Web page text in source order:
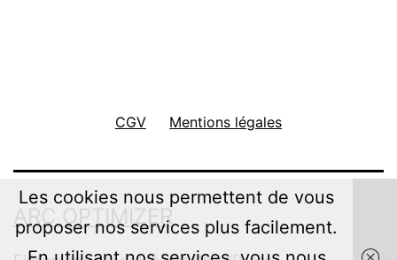
CGV Mentions légales
ARC OPTIMIZER
Les cookies nous permettent de vous
proposer nos services plus facilement.